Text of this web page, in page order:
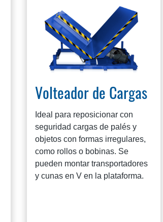
Volteador de Cargas
Ideal para reposicionar con
seguridad cargas de palés y
objetos con formas irregulares,
como rollos o bobinas. Se
pueden montar transportadores
y cunas en V en la plataforma.